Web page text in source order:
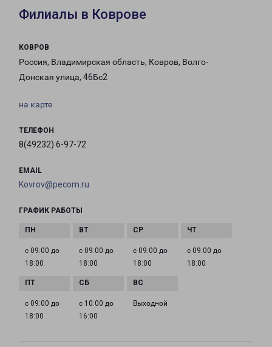
Филиалы в Коврове
КОВРОВ
Россия, Владимирская область, Ковров, Волго-
Донская улица, 46Бс2
на карте
ТЕЛЕФОН
8(49232) 6-97-72
EMAIL
Kovrov@pecom.ru
ГРАФИК РАБОТЫ
с 09:00 до
18:00
с 09:00 до
18:00
с 09:00 до
18:00
с 09:00 до
18:00
с 09:00 до
18:00
с 10:00 до
16:00
Выходной